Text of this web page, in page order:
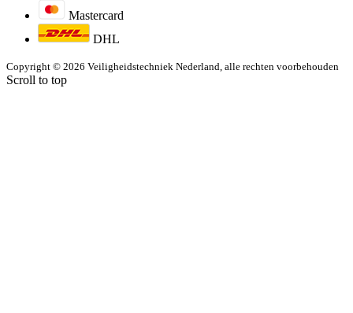
Mastercard
DHL
Copyright © 2026 Veiligheidstechniek Nederland, alle rechten voorbehouden
Scroll to top